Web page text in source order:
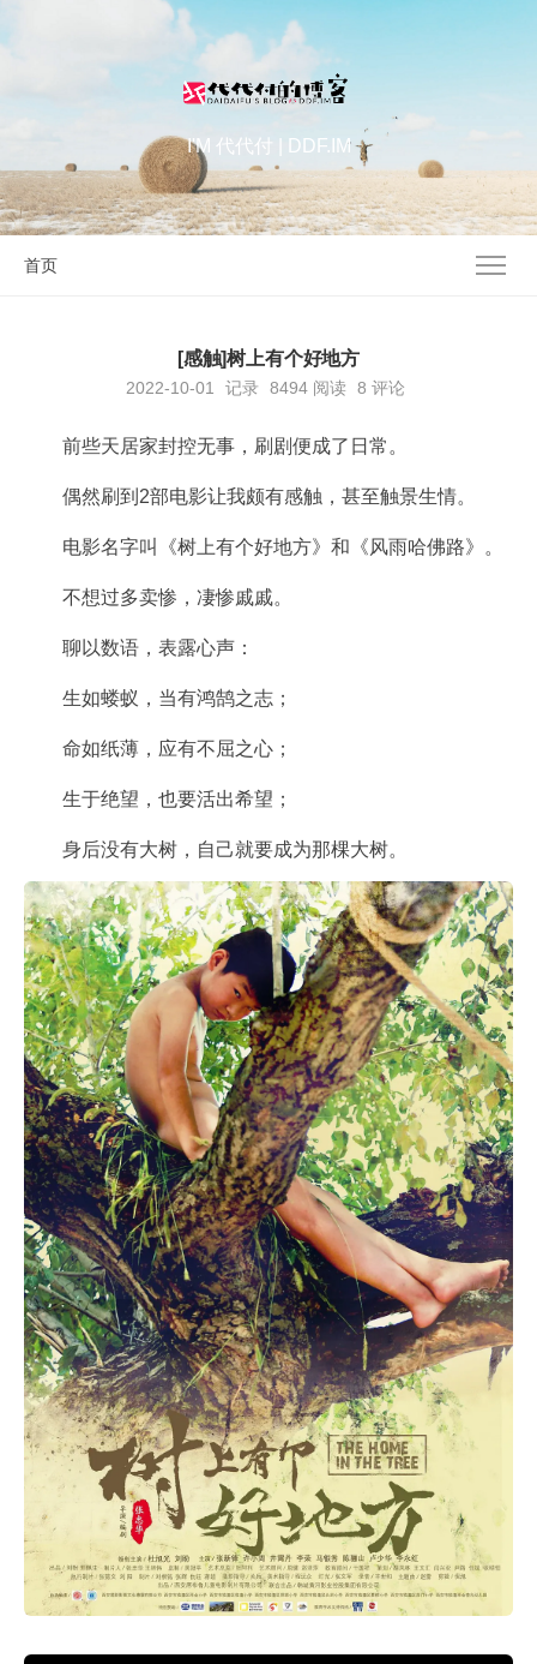
I'M 代代付 | DDF.IM
首页
[感触]树上有个好地方
2022-10-01 记录 8494 阅读 8 评论
前些天居家封控无事，刷剧便成了日常。
偶然刷到2部电影让我颇有感触，甚至触景生情。
电影名字叫《树上有个好地方》和《风雨哈佛路》。
不想过多卖惨，凄惨戚戚。
聊以数语，表露心声：
生如蝼蚁，当有鸿鹄之志；
​命如纸薄，应有不屈之心；
​生于绝望，也要活出希望；
身后没有大树，自己就要成为那棵大树。